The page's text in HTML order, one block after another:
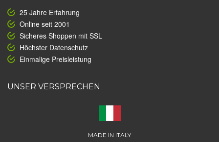
25 Jahre Erfahrung
Online seit 2001
Sicheres Shoppen mit SSL
Höchster Datenschutz
Einmalige Preisleistung
UNSER VERSPRECHEN
MADE IN ITALY